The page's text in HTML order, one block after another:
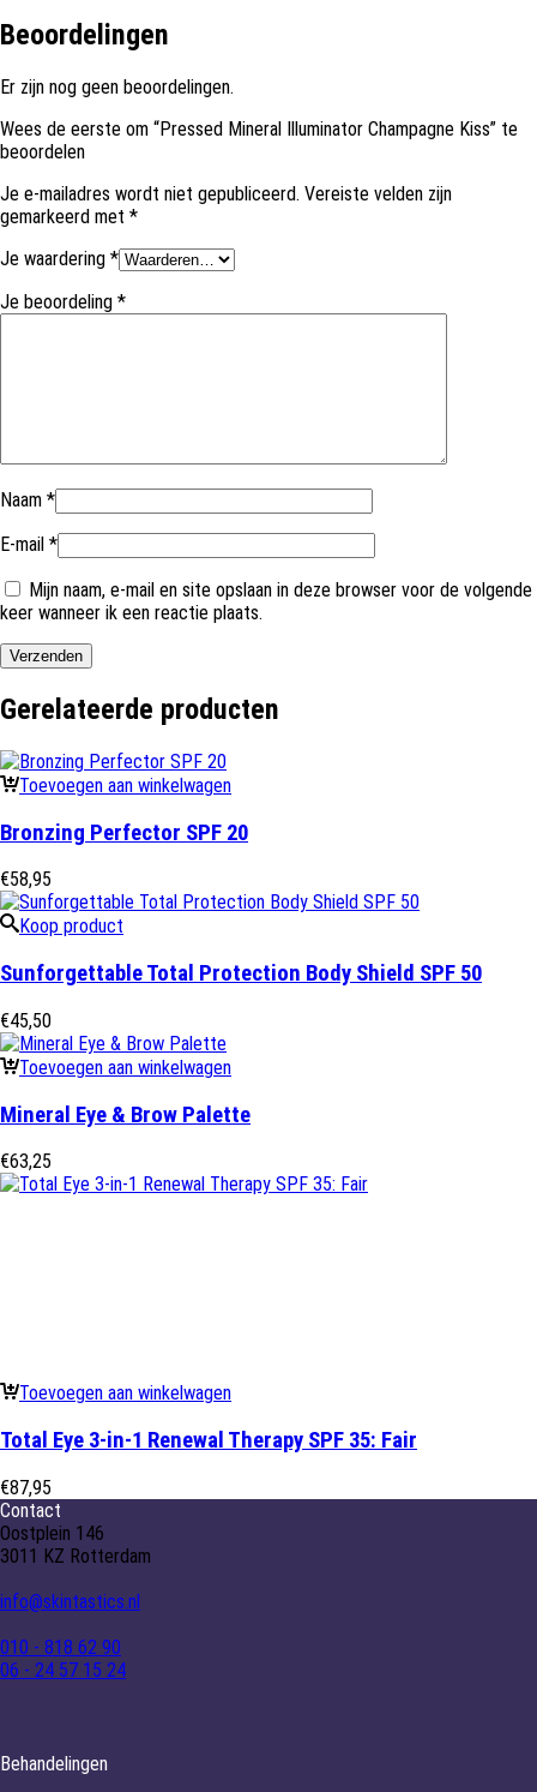
Beoordelingen
Er zijn nog geen beoordelingen.
Wees de eerste om “Pressed Mineral Illuminator Champagne Kiss” te
beoordelen
Je e-mailadres wordt niet gepubliceerd. Vereiste velden zijn
gemarkeerd met *
Je waardering *
Je beoordeling *
Naam *
E-mail *
Mijn naam, e-mail en site opslaan in deze browser voor de volgende
keer wanneer ik een reactie plaats.
Gerelateerde producten
Toevoegen aan winkelwagen
Bronzing Perfector SPF 20
€58,95
Koop product
Sunforgettable Total Protection Body Shield SPF 50
€45,50
Toevoegen aan winkelwagen
Mineral Eye & Brow Palette
€63,25
Toevoegen aan winkelwagen
Total Eye 3-in-1 Renewal Therapy SPF 35: Fair
€87,95
Contact
Oostplein 146
3011 KZ Rotterdam
info@skintastics.nl
010 - 818 62 90
06 - 24 57 15 24
Behandelingen